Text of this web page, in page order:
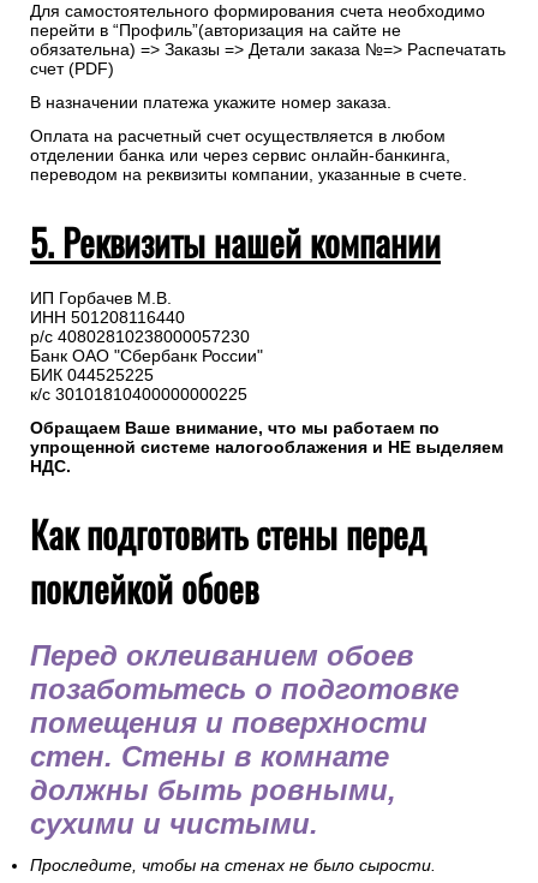
Для самостоятельного формирования счета необходимо
перейти в “Профиль”(авторизация на сайте не
обязательна) => Заказы => Детали заказа №=> Распечатать
счет (PDF)
В назначении платежа укажите номер заказа.
Оплата на расчетный счет осуществляется в любом
отделении банка или через сервис онлайн-банкинга,
переводом на реквизиты компании, указанные в счете.
5. Реквизиты нашей компании
ИП Горбачев М.В.
ИНН 501208116440
р/с 40802810238000057230
Банк ОАО "Сбербанк России"
БИК 044525225
к/с 30101810400000000225
Обращаем Ваше внимание, что мы работаем по
упрощенной системе налогооблажения и НЕ выделяем
НДС.
Как подготовить стены перед
поклейкой обоев
Перед оклеиванием обоев
позаботьтесь о подготовке
помещения и поверхности
стен. Стены в комнате
должны быть ровными,
сухими и чистыми.
Проследите, чтобы на стенах не было сырости.